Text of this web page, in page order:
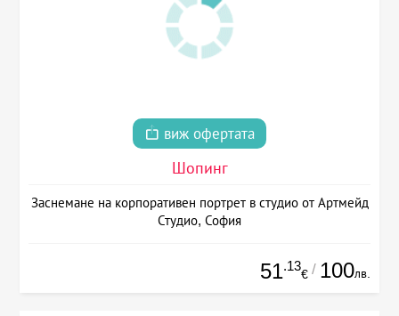
виж офертата
Шопинг
Заснемане на корпоративен портрет в студио от Артмейд
Студио, София
51.13
€ / 100лв.